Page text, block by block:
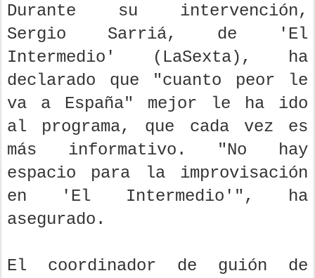
Durante su intervención,
Sergio Sarriá, de 'El
Intermedio' (LaSexta), ha
declarado que "cuanto peor le
va a España" mejor le ha ido
al programa, que cada vez es
más informativo. "No hay
espacio para la improvisación
en 'El Intermedio'", ha
asegurado.
El coordinador de guión de